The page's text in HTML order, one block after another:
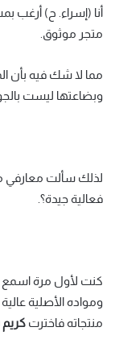
أنا (إسراء. ح) أرغب
متجر موثوق.
مما لا شك فيه بأن
وبضاعتها ليست
لذلك سألت معارفي
فعالية جيدة؟.
كنت لأول مرة اسمع
ومواده الأصلية
منتجاته فاخترت